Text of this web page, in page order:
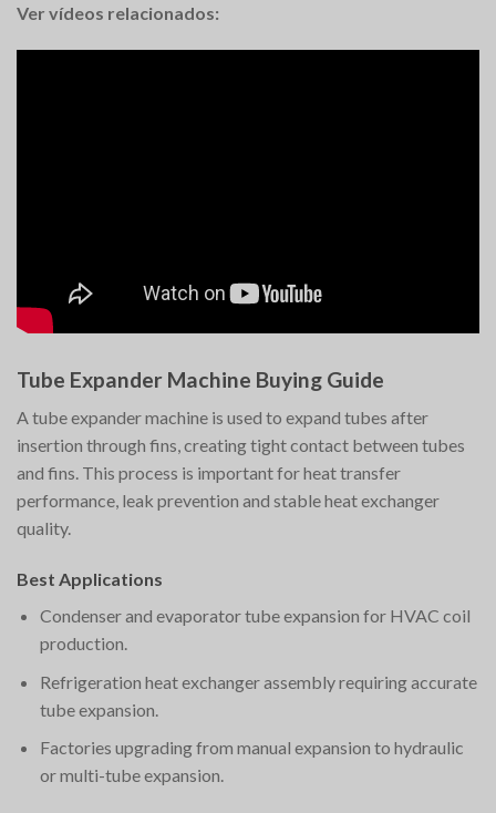
Ver vídeos relacionados:
Tube Expander Machine Buying Guide
A tube expander machine is used to expand tubes after
insertion through fins, creating tight contact between tubes
and fins. This process is important for heat transfer
performance, leak prevention and stable heat exchanger
quality.
Best Applications
Condenser and evaporator tube expansion for HVAC coil
production.
Refrigeration heat exchanger assembly requiring accurate
tube expansion.
Factories upgrading from manual expansion to hydraulic
or multi-tube expansion.